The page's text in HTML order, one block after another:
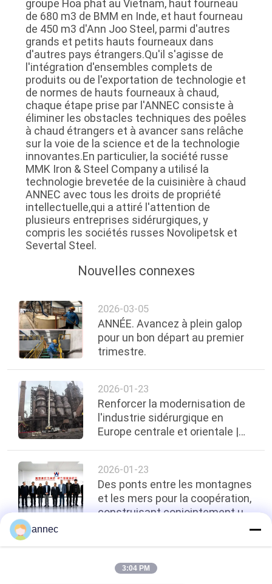
groupe Hoa phat au Vietnam, haut fourneau
de 680 m3 de BMM en Inde, et haut fourneau
de 450 m3 d'Ann Joo Steel, parmi d'autres
grands et petits hauts fourneaux dans
d'autres pays étrangers.Qu'il s'agisse de
l'intégration d'ensembles complets de
produits ou de l'exportation de technologie et
de normes de hauts fourneaux à chaud,
chaque étape prise par l'ANNEC consiste à
éliminer les obstacles techniques des poêles
à chaud étrangers et à avancer sans relâche
sur la voie de la science et de la technologie
innovantes.En particulier, la société russe
MMK Iron & Steel Company a utilisé la
technologie brevetée de la cuisinière à chaud
ANNEC avec tous les droits de propriété
intellectuelle,qui a attiré l'attention de
plusieurs entreprises sidérurgiques, y
compris les sociétés russes Novolipetsk et
Severtal Steel.
Nouvelles connexes
2026-03-05
ANNÉE. Avancez à plein galop
pour un bon départ au premier
trimestre.
2026-01-23
Renforcer la modernisation de
l'industrie sidérurgique en
Europe centrale et orientale |
2026-01-23
Des ponts entre les montagnes
et les mers pour la coopération,
construisant conjointement un
nouveau modèle pour l'industrie
top
annec
3:04 PM